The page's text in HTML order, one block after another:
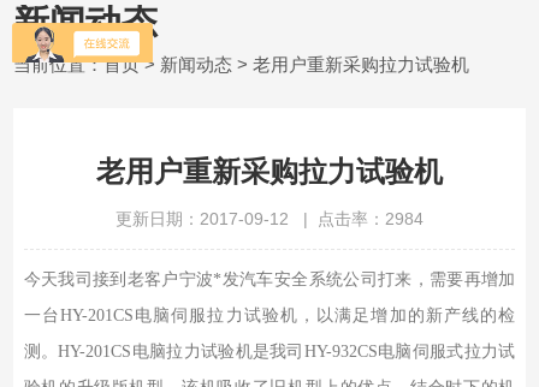
新闻动态
当前位置：首页> 新闻动态 > 老用户重新采购拉力试验机
老用户重新采购拉力试验机
更新日期：2017-09-12 | 点击率：2984
今天我司接到老客户宁波*发汽车安全系统公司打来，需要再增加
一台HY-201CS电脑伺服拉力试验机，以满足增加的新产线的检
测。HY-201CS电脑拉力试验机是我司HY-932CS电脑伺服式拉力试